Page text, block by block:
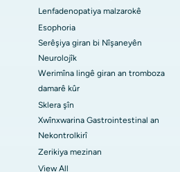
Lenfadenopatiya malzarokê
Esophoria
Serêşiya giran bi Nîşaneyên
Neurolojîk
Werimîna lingê giran an tromboza
damarê kûr
Sklera şîn
Xwînxwarina Gastrointestinal an
Nekontrolkirî
Zerikiya mezinan
View All